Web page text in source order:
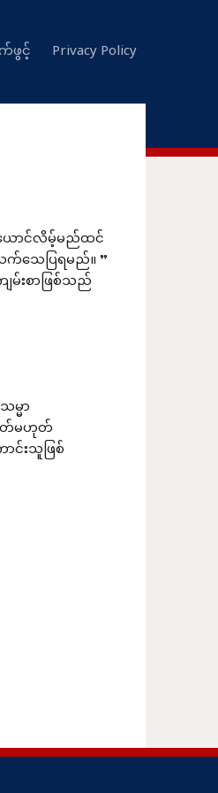
ဖွင့် Privacy Policy
ယောင်လိမ့်မည်ထင်
က်သေပြရမည်။ ”
းစာဖြစ်သည်
မာ
တ်မဟုတ်
းသူဖြစ်